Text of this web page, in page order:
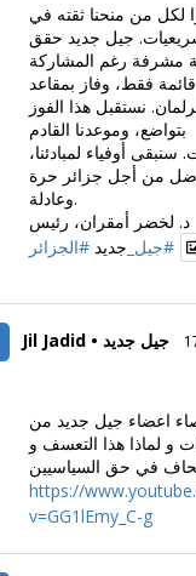
لكل من منحنا ثقته في
جيل جديد حقق
مشرفة رغم المشاركة
بـ11 قائمة فقط، وفاز بمقاعد
نستقبل هذا الفوز
بتواضع، وموعدنا القادم
سنبقى أوفياء لمبادئنا،
من أجل جزائر حرة
وعادلة.
د. لخضر أمقران، رئيس
#جيل_ جديد#الجزائر
Jil Jadid • جيل جديد
اعضاء جيل جديد من
و لماذا هذا التعسف و
في حق السياسيين
https://
v=GG1lEmy_C-g